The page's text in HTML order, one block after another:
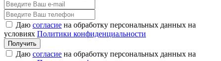
Даю согласие на обработку персональных данных на
условиях Политики конфиденциальности
Даю согласие на обработку персональных данных на